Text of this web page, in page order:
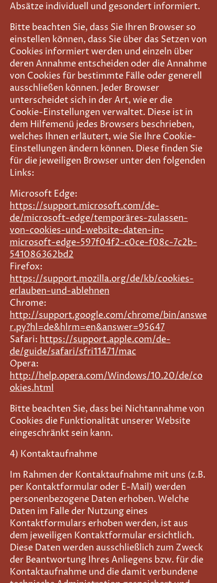
Absätze individuell und gesondert informiert.
Bitte beachten Sie, dass Sie Ihren Browser so
einstellen können, dass Sie über das Setzen von
Cookies informiert werden und einzeln über
deren Annahme entscheiden oder die Annahme
von Cookies für bestimmte Fälle oder generell
ausschließen können. Jeder Browser
unterscheidet sich in der Art, wie er die
Cookie-Einstellungen verwaltet. Diese ist in
dem Hilfemenü jedes Browsers beschrieben,
welches Ihnen erläutert, wie Sie Ihre Cookie-
Einstellungen ändern können. Diese finden Sie
für die jeweiligen Browser unter den folgenden
Links:
Microsoft Edge:
https://support.microsoft.com/de-
de/microsoft-edge/temporäres-zulassen-
von-cookies-und-website-daten-in-
microsoft-edge-597f04f2-c0ce-f08c-7c2b-
541086362bd2
Firefox:
https://support.mozilla.org/de/kb/cookies-
erlauben-und-ablehnen
Chrome:
http://support.google.com/chrome/bin/answe
r.py?hl=de&hlrm=en&answer=95647
Safari: https://support.apple.com/de-
de/guide/safari/sfri11471/mac
Opera:
http://help.opera.com/Windows/10.20/de/co
okies.html
Bitte beachten Sie, dass bei Nichtannahme von
Cookies die Funktionalität unserer Website
eingeschränkt sein kann.
4) Kontaktaufnahme
Im Rahmen der Kontaktaufnahme mit uns (z.B.
per Kontaktformular oder E-Mail) werden
personenbezogene Daten erhoben. Welche
Daten im Falle der Nutzung eines
Kontaktformulars erhoben werden, ist aus
dem jeweiligen Kontaktformular ersichtlich.
Diese Daten werden ausschließlich zum Zweck
der Beantwortung Ihres Anliegens bzw. für die
Kontaktaufnahme und die damit verbundene